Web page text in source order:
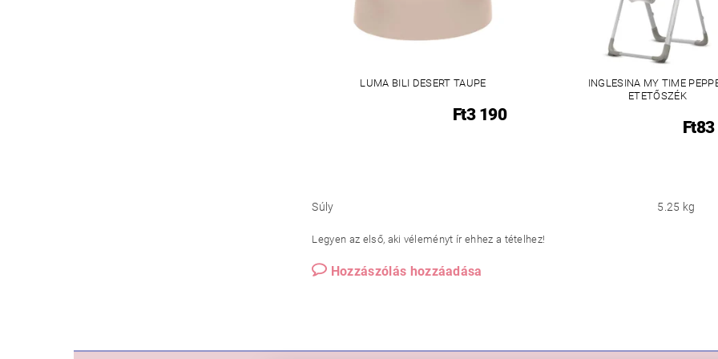
LUMA BILI DESERT TAUPE
Ft3 190
INGLESINA MY TIME
ETETŐSZÉK
Súly 5.25 kg
Legyen az első, aki véleményt ír ehhez a tételhez!
Hozzászólás hozzáadása